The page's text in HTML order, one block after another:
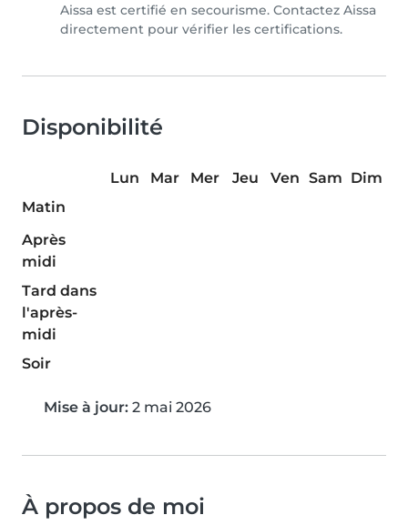
Aissa est certifié en secourisme. Contactez Aissa
directement pour vérifier les certifications.
Disponibilité
Lun Mar Mer Jeu Ven Sam Dim
Matin
Après
midi
Tard dans
l'après-
midi
Soir
Mise à jour: 2 mai 2026
À propos de moi